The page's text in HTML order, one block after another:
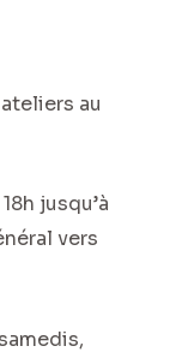
au
jusqu’à
vers